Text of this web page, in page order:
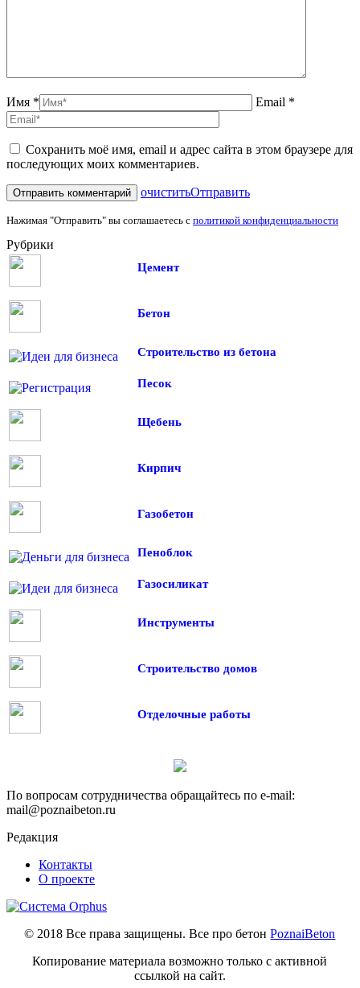
Имя * Email *
Сохранить моё имя, email и адрес сайта в этом браузере для
последующих моих комментариев.
очиститьОтправить
Нажимая "Отправить" вы соглашаетесь с политикой конфиденциальности
Рубрики
Цемент
Бетон
Строительство из бетона
Песок
Щебень
Кирпич
Газобетон
Пеноблок
Газосиликат
Инструменты
Строительство домов
Отделочные работы
По вопросам сотрудничества обращайтесь по e-mail:
mail@poznaibeton.ru
Редакция
Контакты
О проекте
© 2018 Все права защищены. Все про бетонPoznaiBeton
Копирование материала возможно только с активной
ссылкой на сайт.